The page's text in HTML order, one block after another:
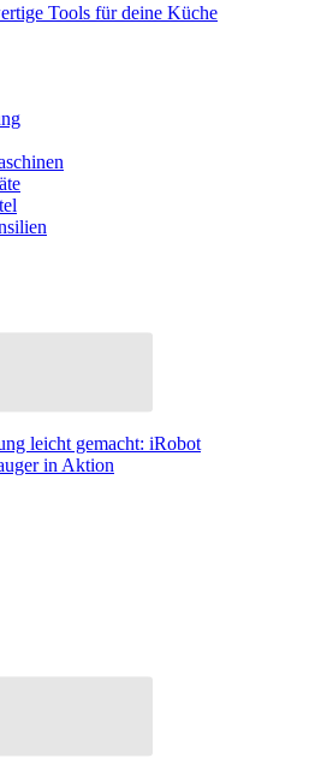
Tools für deine Küche
leicht gemacht: iRobot
in Aktion